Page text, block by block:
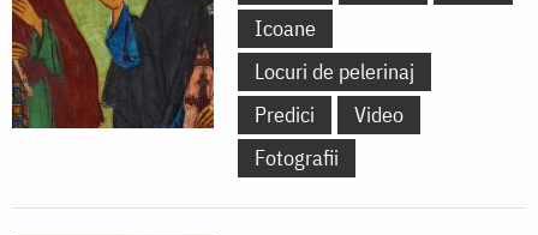
Icoane
Locuri de pelerinaj
Predici
Video
Fotografii